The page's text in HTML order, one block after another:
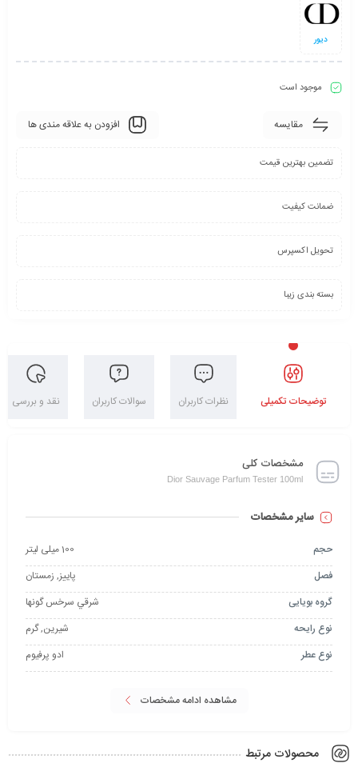
دیور
موجود است
مقایسه افزودن به علاقه مندی ها
تضمین بهترین قیمت
ضمانت کیفیت
تحویل اکسپرس
بسته بندی زیبا
توضیحات تکمیلی نظرات کاربران سوالات کاربران نقد و بررسی
مشخصات کلی
Dior Sauvage Parfum Tester 100ml
سایر مشخصات
حجم
100 میلی لیتر
فصل
پاییز, زمستان
گروه بویایی
شرقي سرخس گونها
نوع رایحه
شیرین, گرم
نوع عطر
ادو پرفیوم
مشاهده ادامه مشخصات
محصولات مرتبط